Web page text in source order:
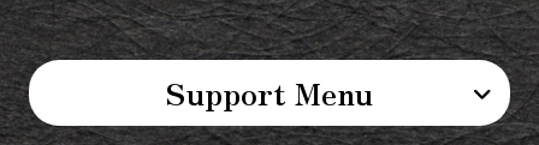
Support Menu